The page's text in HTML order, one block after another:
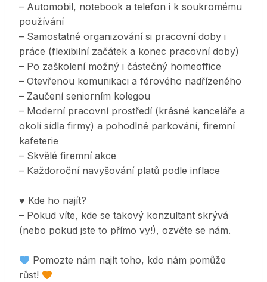
– Automobil, notebook a telefon i k soukromému
používání
– Samostatné organizování si pracovní doby i
práce (flexibilní začátek a konec pracovní doby)
– Po zaškolení možný i částečný homeoffice
– Otevřenou komunikaci a férového nadřízeného
– Zaučení seniorním kolegou
– Moderní pracovní prostředí (krásné kanceláře a
okolí sídla firmy) a pohodlné parkování, firemní
kafeterie
– Skvělé firemní akce
– Každoroční navyšování platů podle inflace
♥ Kde ho najít?
– Pokud víte, kde se takový konzultant skrývá
(nebo pokud jste to přímo vy!), ozvěte se nám.
Pomozte nám najít toho, kdo nám pomůže
růst!